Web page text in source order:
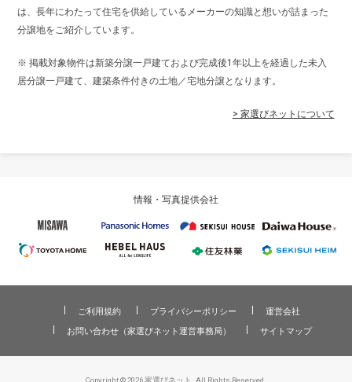
は、長年にわたって住宅を供給しているメーカーの知識と想いが詰まった
分譲地をご紹介しています。
※ 掲載対象物件は新築分譲一戸建ておよび完成後1年以上を経過した未入
居分譲一戸建て、建築条件付きの土地／宅地分譲となります。
> 家選びネットについて
情報・写真提供会社
ご利用規約 プライバシーポリシー
運営会社
お問い合わせ（家選びネット運営事務局）
サイトマップ
Copyright © 2026 家選びネット. All Rights Reserved.